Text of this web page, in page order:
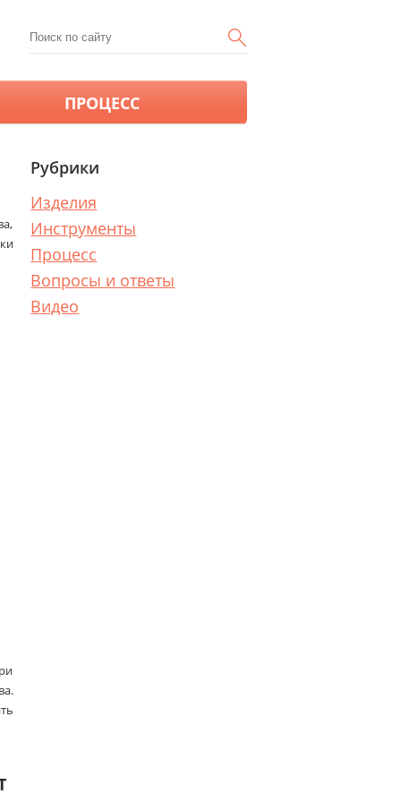
ПРОЦЕСС
Рубрики
Изделия
Инструменты
Процесс
Вопросы и ответы
Видео